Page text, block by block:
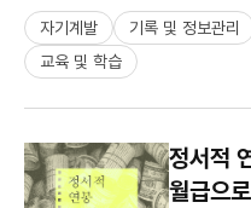
자기계발 기록 및 정보관리
교육 및 학습
정서적
월급으